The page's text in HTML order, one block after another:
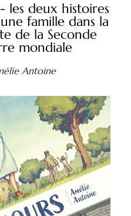
les deux histoires
famille dans la
de la Seconde
mondiale
Antoine